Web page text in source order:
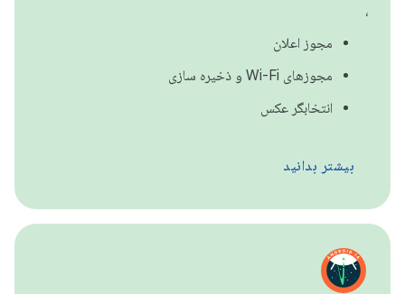
،
مجوز اعلان
مجوزهای Wi-Fi و ذخیره سازی
انتخابگر عکس
بیشتر بدانید